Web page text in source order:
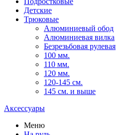
Детские
Трюковые
Алюминиевый обод
Алюминиевая вилка
Безрезьбовая рулевая
100 мм.
110 мм.
120 мм.
120-145 см.
145 см. и выше
Аксессуары
Меню